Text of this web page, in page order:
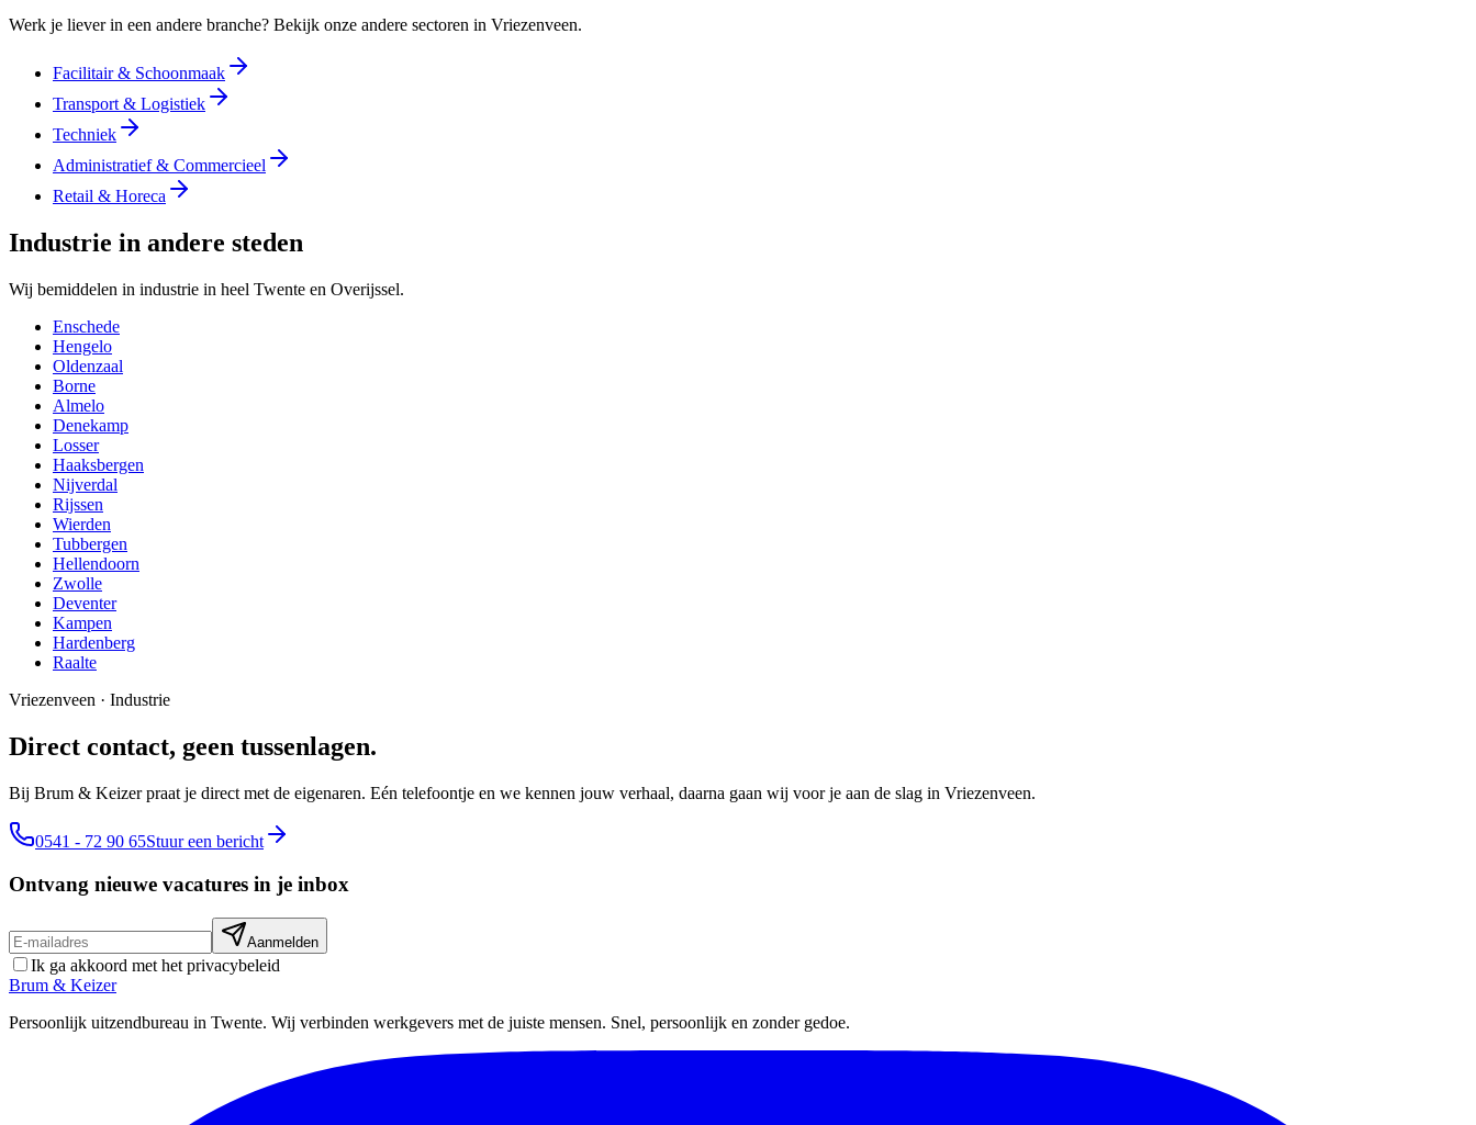
Werk je liever in een andere branche? Bekijk onze andere sectoren in Vriezenveen.
Facilitair & Schoonmaak
Transport & Logistiek
Techniek
Administratief & Commercieel
Retail & Horeca
Industrie in andere steden
Wij bemiddelen in industrie in heel Twente en Overijssel.
Enschede
Hengelo
Oldenzaal
Borne
Almelo
Denekamp
Losser
Haaksbergen
Nijverdal
Rijssen
Wierden
Tubbergen
Hellendoorn
Zwolle
Deventer
Kampen
Hardenberg
Raalte
Vriezenveen · Industrie
Direct contact, geen tussenlagen.
Bij Brum & Keizer praat je direct met de eigenaren. Eén telefoontje en we kennen jouw verhaal, daarna gaan wij voor je aan de slag in Vriezenveen.
0541 - 72 90 65Stuur een bericht
Ontvang nieuwe vacatures in je inbox
Aanmelden
Ik ga akkoord met het privacybeleid
Brum & Keizer
Persoonlijk uitzendbureau in Twente. Wij verbinden werkgevers met de juiste mensen. Snel, persoonlijk en zonder gedoe.